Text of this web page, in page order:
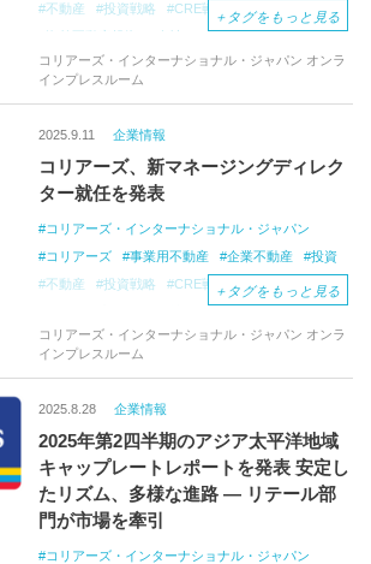
不動産
投資戦略 CRE戦略
CREコンサル
オフィス仲介
プロジェクトマネジメント
＋ タグをもっと見る
コリアーズ・インターナショナル・ジャパン オンラ
インプレスルーム
2025.9.11 企業情報
コリアーズ、新マネージングディレク
ター就任を発表
コリアーズ・インターナショナル・ジャパン
コリアーズ
事業用不動産 企業不動産
投資
不動産
投資戦略 CRE戦略
CREコンサル
オフィス仲介
プロジェクトマネジメント
＋ タグをもっと見る
コリアーズ・インターナショナル・ジャパン オンラ
インプレスルーム
2025.8.28 企業情報
2025年第2四半期のアジア太平洋地域
キャップレートレポートを発表 安定し
たリズム、多様な進路 ― リテール部
門が市場を牽引
コリアーズ・インターナショナル・ジャパン